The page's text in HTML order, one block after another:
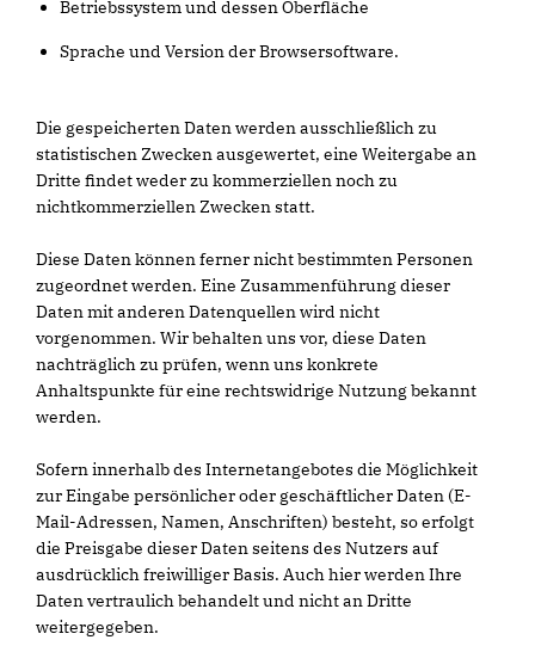
Betriebssystem und dessen Oberfläche
Sprache und Version der Browsersoftware.
Die gespeicherten Daten werden ausschließlich zu
statistischen Zwecken ausgewertet, eine Weitergabe an
Dritte findet weder zu kommerziellen noch zu
nichtkommerziellen Zwecken statt.
Diese Daten können ferner nicht bestimmten Personen
zugeordnet werden. Eine Zusammenführung dieser
Daten mit anderen Datenquellen wird nicht
vorgenommen. Wir behalten uns vor, diese Daten
nachträglich zu prüfen, wenn uns konkrete
Anhaltspunkte für eine rechtswidrige Nutzung bekannt
werden.
Sofern innerhalb des Internetangebotes die Möglichkeit
zur Eingabe persönlicher oder geschäftlicher Daten (E-
Mail-Adressen, Namen, Anschriften) besteht, so erfolgt
die Preisgabe dieser Daten seitens des Nutzers auf
ausdrücklich freiwilliger Basis. Auch hier werden Ihre
Daten vertraulich behandelt und nicht an Dritte
weitergegeben.